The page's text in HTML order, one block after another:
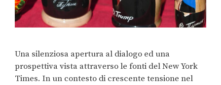
Una silenziosa apertura al dialogo ed una
prospettiva vista attraverso le fonti del New York
Times. In un contesto di crescente tensione nel